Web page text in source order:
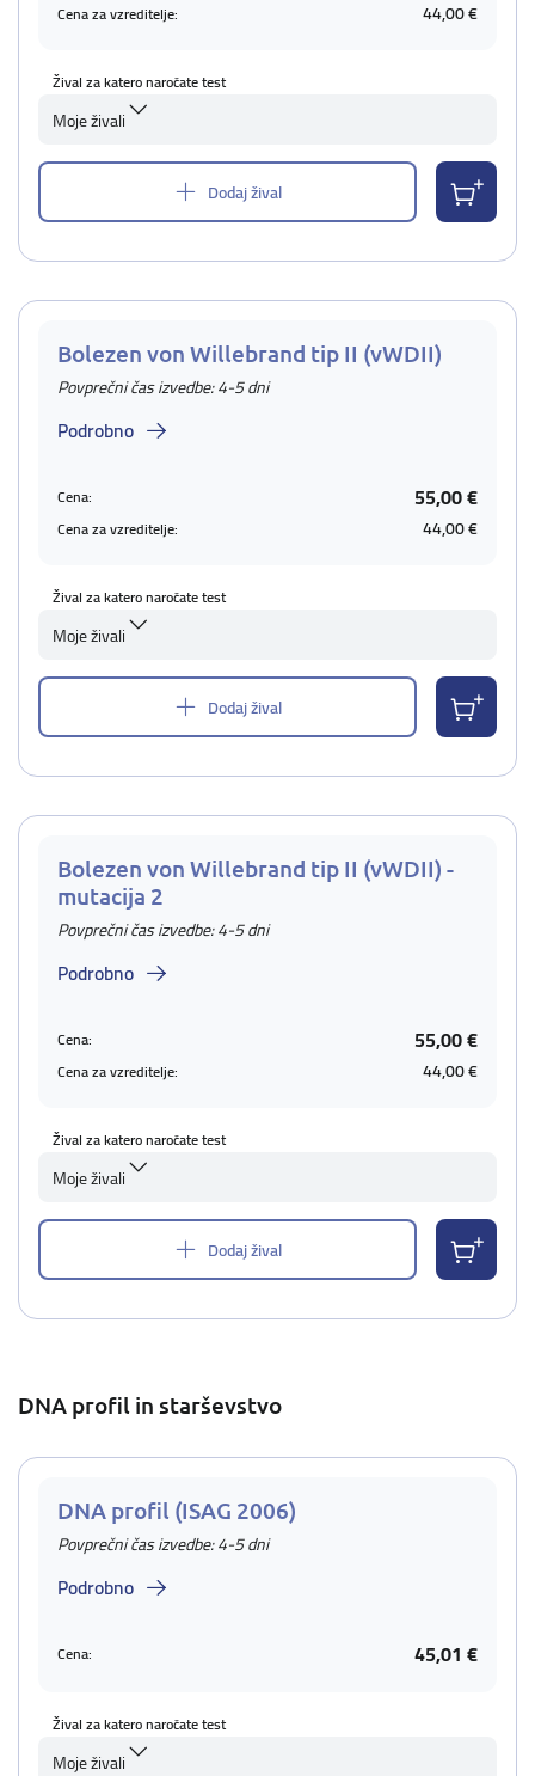
Cena za vzreditelje: 44,00 €
Žival za katero naročate test
Moje živali
Dodaj žival
Bolezen von Willebrand tip II (vWDII)
Povprečni čas izvedbe: 4-5 dni
Podrobno
Cena: 55,00 €
Cena za vzreditelje: 44,00 €
Žival za katero naročate test
Moje živali
Dodaj žival
Bolezen von Willebrand tip II (vWDII) -
mutacija 2
Povprečni čas izvedbe: 4-5 dni
Podrobno
Cena: 55,00 €
Cena za vzreditelje: 44,00 €
Žival za katero naročate test
Moje živali
Dodaj žival
DNA profil in starševstvo
DNA profil (ISAG 2006)
Povprečni čas izvedbe: 4-5 dni
Podrobno
Cena: 45,01 €
Žival za katero naročate test
Moje živali